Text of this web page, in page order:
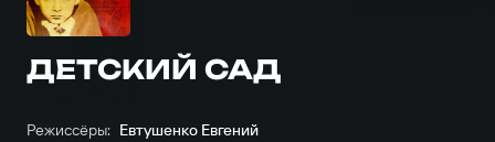
ДЕТСКИЙ САД
Режиссёры: Евтушенко Евгений